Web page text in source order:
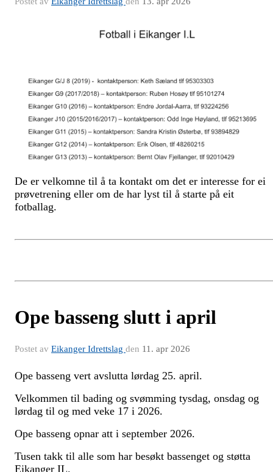
De er velkomne til å ta kontakt om det er interesse for ei
prøvetrening eller om de har lyst til å starte på eit
fotballag.
Ope basseng slutt i april
Postet av Eikanger Idrettslag den 11. apr 2026
Ope basseng vert avslutta lørdag 25. april.
Velkommen til bading og svømming tysdag, onsdag og
lørdag til og med veke 17 i 2026.
Ope basseng opnar att i september 2026.
Tusen takk til alle som har besøkt bassenget og støtta
Eikanger IL.